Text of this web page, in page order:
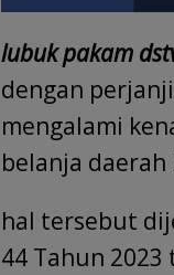
lubuk pakam
dengan
mengalami
belanja
hal tersebut
44 Tahun